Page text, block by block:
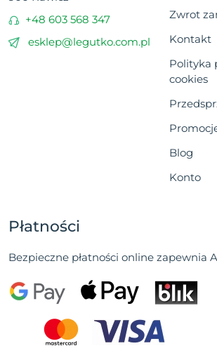
+48 603 568 347
esklep@legutko.com.pl
Zwrot
Kontakt
Polityka
cookies
Blog
Konto
Płatności
Bezpieczne płatności online zapewnia